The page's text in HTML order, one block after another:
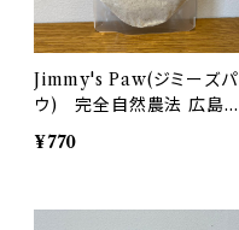
Jimmy's Paw(ジミーズパ
ウ) 完全自然農法 広島県
産菊芋100%ふりかけ
¥770